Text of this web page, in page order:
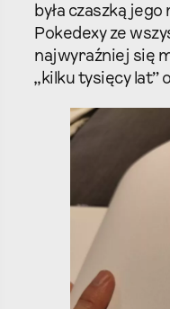
była czaszką
Pokedexy ze
najwyraźniej się
„kilku tysięcy lat”